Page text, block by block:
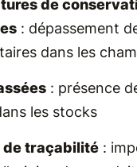
de
: dépassement
dans les
: présence
les stocks
de traçabilité :